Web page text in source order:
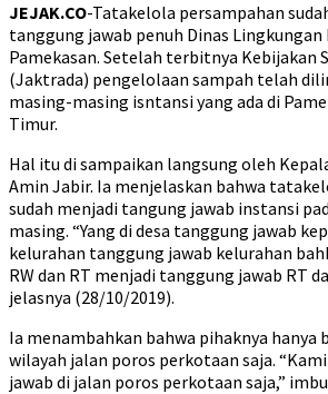
JEJAK.CO-Tatakelola persampahan
tanggung jawab penuh Dinas Lingkungan
Pamekasan. Setelah terbitnya Kebijakan
(Jaktrada) pengelolaan sampah telah
masing-masing isntansi yang ada di
Timur.
Hal itu di sampaikan langsung oleh
Amin Jabir. Ia menjelaskan bahwa
sudah menjadi tangung jawab instansi
masing. “Yang di desa tanggung jawab
kelurahan tanggung jawab kelurahan
RW dan RT menjadi tanggung jawab RT
jelasnya (28/10/2019).
Ia menambahkan bahwa pihaknya hanya
wilayah jalan poros perkotaan saja.
jawab di jalan poros perkotaan saja,”